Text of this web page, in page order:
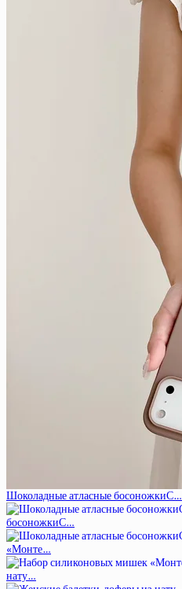
Шоколадные атласные босоножкиС…
босоножкиС…
«Монте…
нату…